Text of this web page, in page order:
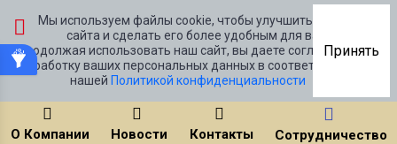
Мы используем файлы cookie, чтобы улучшить работу
сайта и сделать его более удобным для вас.
Продолжая использовать наш сайт, вы даете согласие на
обработку ваших персональных данных в соответствии с
нашей Политикой конфиденциальности
Принять
О Компании Новости Контакты
Сотрудничество